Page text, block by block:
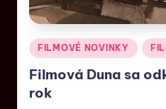
FILMOVÉ NOVINKY
Filmová Duna sa
rok